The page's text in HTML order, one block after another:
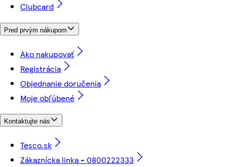
Clubcard
Pred prvým nákupom
Ako nakupovať
Registrácia
Objednanie doručenia
Moje obľúbené
Kontaktujte nás
Tesco.sk
Zákaznícka linka - 0800222333